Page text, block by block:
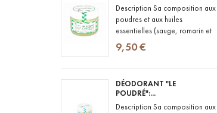
Description Sa composition aux
poudres et aux huiles
essentielles (sauge, romarin et
menthe poivrée) lui confère le
pouvoir de lutter contre les...
9,50 €
DÉODORANT "LE
POUDRÉ":...
Description Sa composition aux